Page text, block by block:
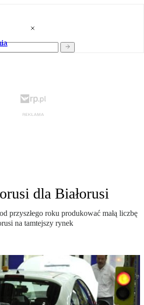
dla Białorusi
przyszłego roku produkować małą liczbę
na tamtejszy rynek